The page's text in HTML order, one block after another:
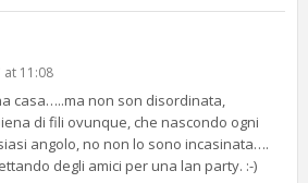
at 11:08
casa…..ma non son disordinata,
di fili ovunque, che nascondo ogni
angolo, no non lo sono incasinata….
degli amici per una lan party. :-)